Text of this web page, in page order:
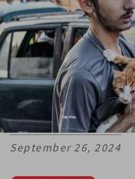
September 26, 2024